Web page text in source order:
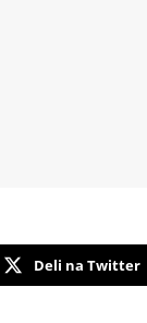
Deli na Twitter